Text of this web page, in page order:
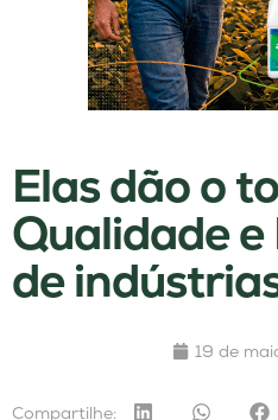
Elas dão o
Qualidade
de
19 de
Compartilhe: